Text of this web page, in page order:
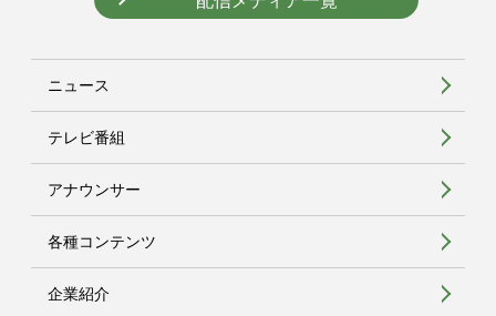
ニュース
テレビ番組
アナウンサー
各種コンテンツ
企業紹介